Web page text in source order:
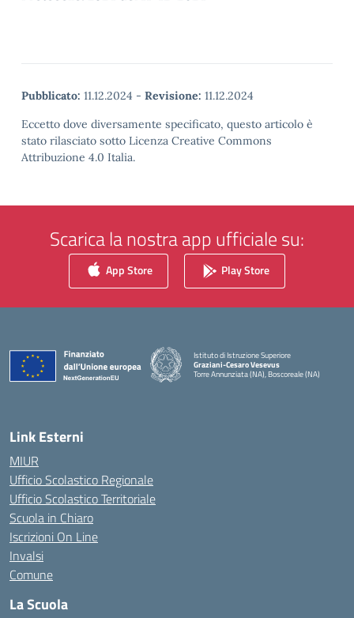
Pubblicato: 11.12.2024 - Revisione: 11.12.2024
Eccetto dove diversamente specificato, questo articolo è
stato rilasciato sotto Licenza Creative Commons
Attribuzione 4.0 Italia.
Scarica la nostra app ufficiale su:
App Store Play Store
Istituto di Istruzione Superiore
Graziani-Cesaro Vesevus
Torre Annunziata (NA), Boscoreale (NA)
Link Esterni
MIUR
Ufficio Scolastico Regionale
Ufficio Scolastico Territoriale
Scuola in Chiaro
Iscrizioni On Line
Invalsi
Comune
La Scuola